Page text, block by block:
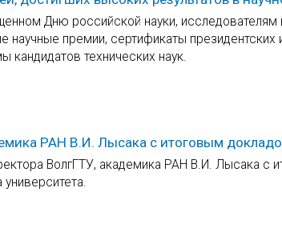
Дню российской науки, исследователям
научные премии, сертификаты президентских
кандидатов технических наук.
РАН В.И. Лысака с итоговым
ВолгГТУ, академика РАН В.И. Лысака с